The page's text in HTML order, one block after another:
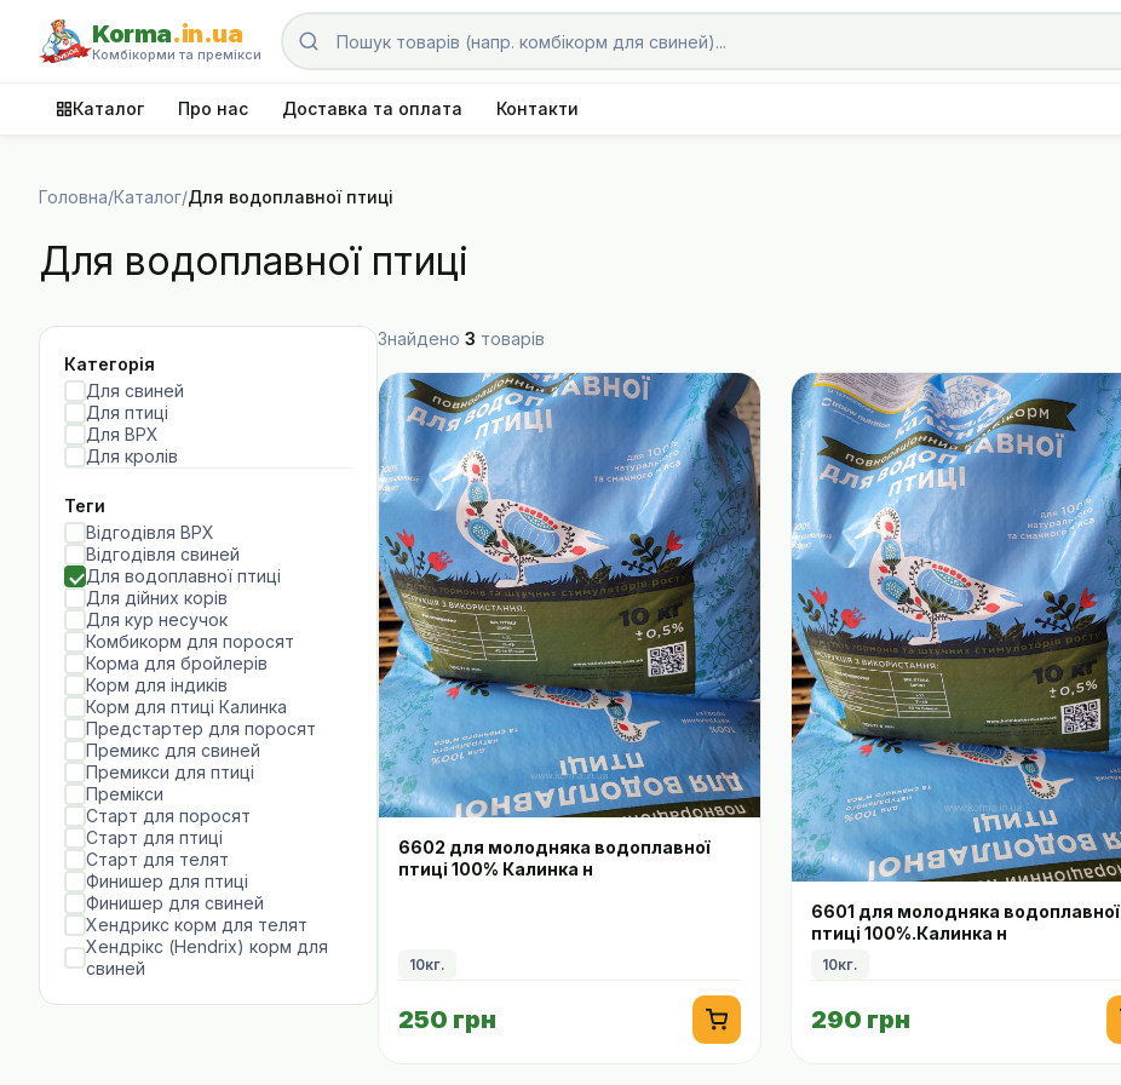
Korma.in.ua
Комбікорми та премікси
Каталог Про нас Доставка та оплата Контакти
Головна/Каталог/Для водоплавної птиці
Для водоплавної птиці
Категорія
Для свиней
Для птиці
Для ВРХ
Для кролів
Теги
Відгодівля ВРХ
Відгодівля свиней
Для водоплавної птиці
Для дійних корів
Для кур несучок
Комбикорм для поросят
Корма для бройлерів
Корм для індиків
Корм для птиці Калинка
Предстартер для поросят
Премикс для свиней
Премикси для птиці
Премікси
Старт для поросят
Старт для птиці
Старт для телят
Финишер для птиці
Финишер для свиней
Хендрикс корм для телят
Хендрікс (Hendrix) корм для
свиней
Знайдено 3 товарів
6602 для молодняка водоплавної
птиці 100% Калинка н
10кг.
250 грн
6601 для молодняка водоплавної
птиці 100%.Калинка н
10кг.
290 грн